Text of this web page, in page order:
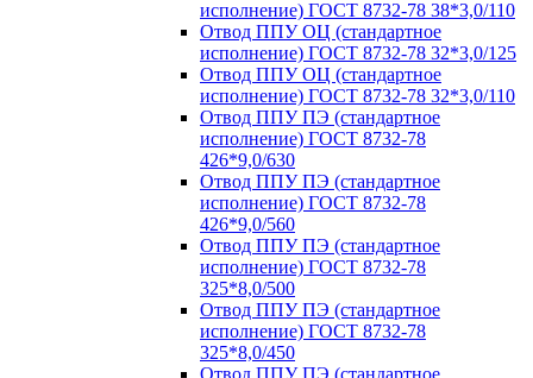
исполнение) ГОСТ 8732-78 38*3,0/110
Отвод ППУ ОЦ (стандартное
исполнение) ГОСТ 8732-78 32*3,0/125
Отвод ППУ ОЦ (стандартное
исполнение) ГОСТ 8732-78 32*3,0/110
Отвод ППУ ПЭ (стандартное
исполнение) ГОСТ 8732-78
426*9,0/630
Отвод ППУ ПЭ (стандартное
исполнение) ГОСТ 8732-78
426*9,0/560
Отвод ППУ ПЭ (стандартное
исполнение) ГОСТ 8732-78
325*8,0/500
Отвод ППУ ПЭ (стандартное
исполнение) ГОСТ 8732-78
325*8,0/450
Отвод ППУ ПЭ (стандартное